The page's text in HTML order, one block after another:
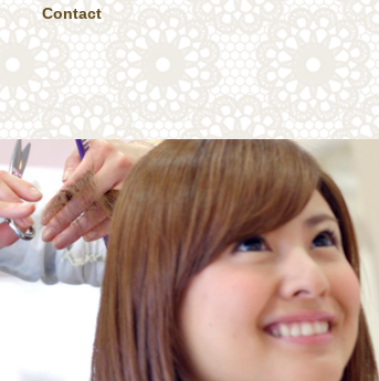
Contact